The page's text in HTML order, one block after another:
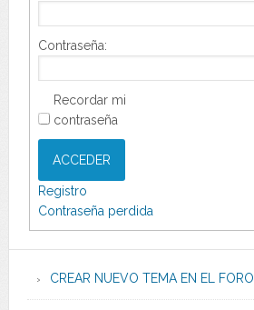
Contraseña:
Recordar mi
contraseña
ACCEDER
Registro
Contraseña perdida
CREAR NUEVO TEMA EN EL FORO